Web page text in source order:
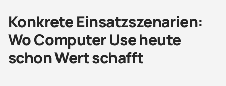
Konkrete Einsatzszenarien:
Wo Computer Use heute
schon Wert schafft